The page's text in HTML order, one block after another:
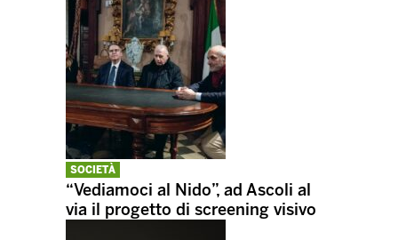
SOCIETÀ
“Vediamoci al Nido”, ad Ascoli al
via il progetto di screening visivo